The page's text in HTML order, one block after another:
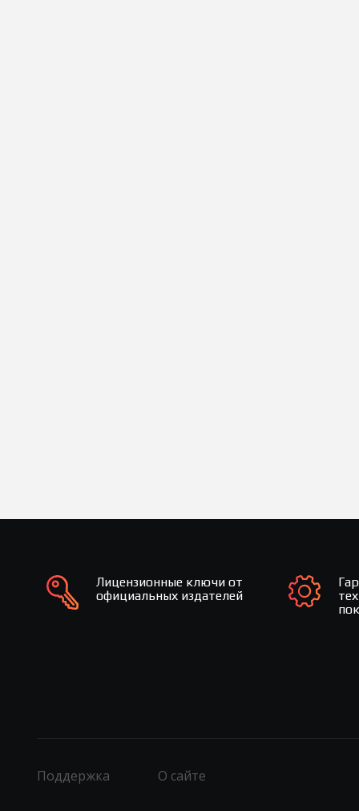
Лицензионные ключи от
официальных издателей
Поддержка О сайте